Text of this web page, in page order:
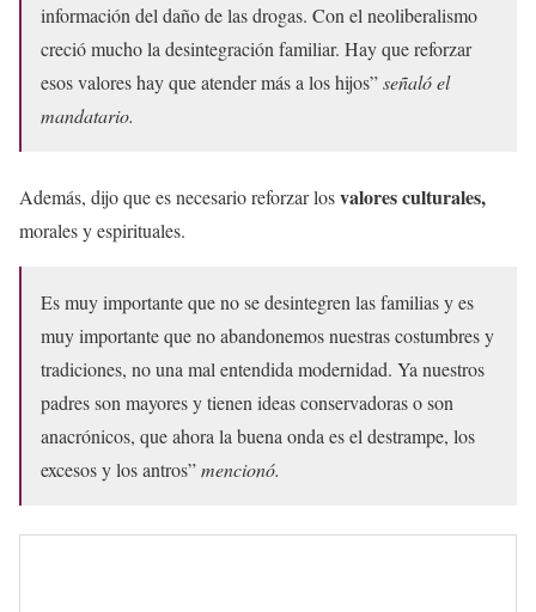
información del daño de las drogas. Con el neoliberalismo
creció mucho la desintegración familiar. Hay que reforzar
esos valores hay que atender más a los hijos”señaló el
mandatario.
Además, dijo que es necesario reforzar losvalores culturales,
morales y espirituales.
Es muy importante que no se desintegren las familias y es
muy importante que no abandonemos nuestras costumbres y
tradiciones, no una mal entendida modernidad. Ya nuestros
padres son mayores y tienen ideas conservadoras o son
anacrónicos, que ahora la buena onda es el destrampe, los
excesos y los antros”mencionó.